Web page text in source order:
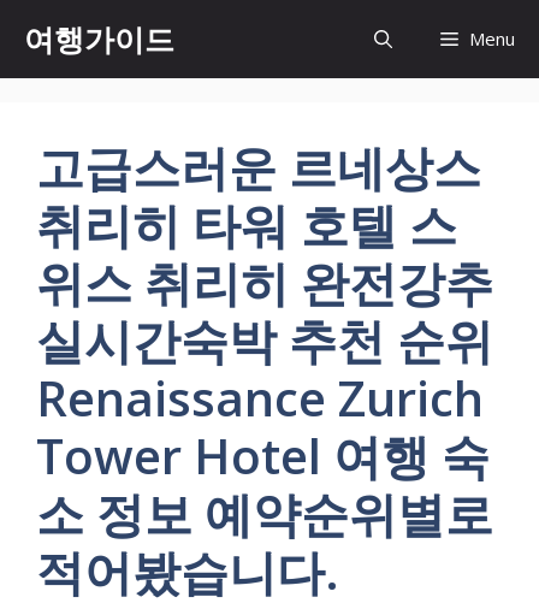
츠
여행가이드 Menu
고급스러운 르네상스
취리히 타워 호텔 스
위스 취리히 완전강추
실시간숙박 추천 순위
Renaissance Zurich
Tower Hotel 여행 숙
소 정보 예약순위별로
적어봤습니다.